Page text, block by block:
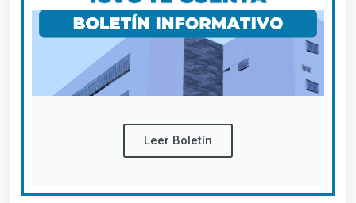
Leer Boletín